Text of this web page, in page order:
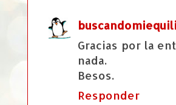
Gracias por la
nada.
Besos.
Responder